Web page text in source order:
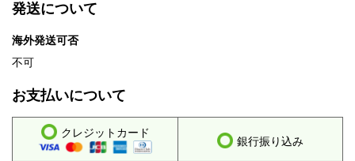
発送について
海外発送可否
不可
お支払いについて
クレジットカード
銀行振り込み